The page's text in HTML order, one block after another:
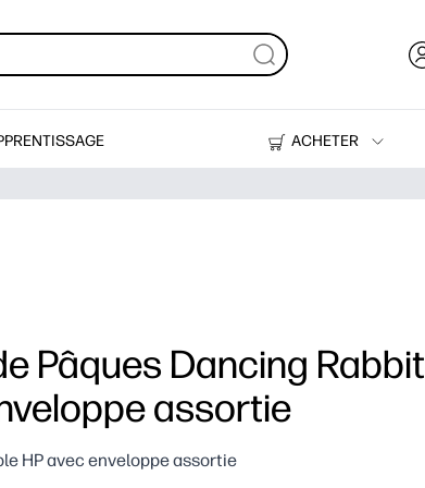
ACHETER
Imprimantes
Pâques Dancing Rabbit
assortie
HP avec enveloppe assortie